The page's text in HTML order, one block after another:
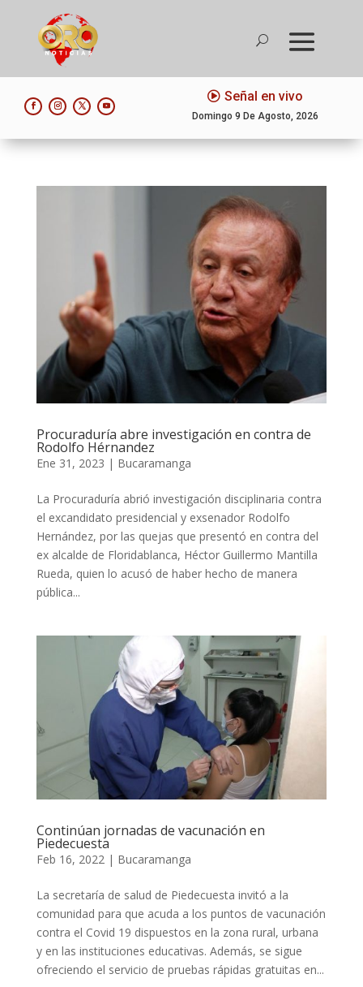
Señal en vivo
Domingo 9 De Agosto, 2026
Procuraduría abre investigación en contra de
Rodolfo Hérnandez
Ene 31, 2023 | Bucaramanga
La Procuraduría abrió investigación disciplinaria contra
el excandidato presidencial y exsenador Rodolfo
Hernández, por las quejas que presentó en contra del
ex alcalde de Floridablanca, Héctor Guillermo Mantilla
Rueda, quien lo acusó de haber hecho de manera
pública...
Continúan jornadas de vacunación en
Piedecuesta
Feb 16, 2022| Bucaramanga
La secretaría de salud de Piedecuesta invitó a la
comunidad para que acuda a los puntos de vacunación
contra el Covid 19 dispuestos en la zona rural, urbana
y en las instituciones educativas. Además, se sigue
ofreciendo el servicio de pruebas rápidas gratuitas en...